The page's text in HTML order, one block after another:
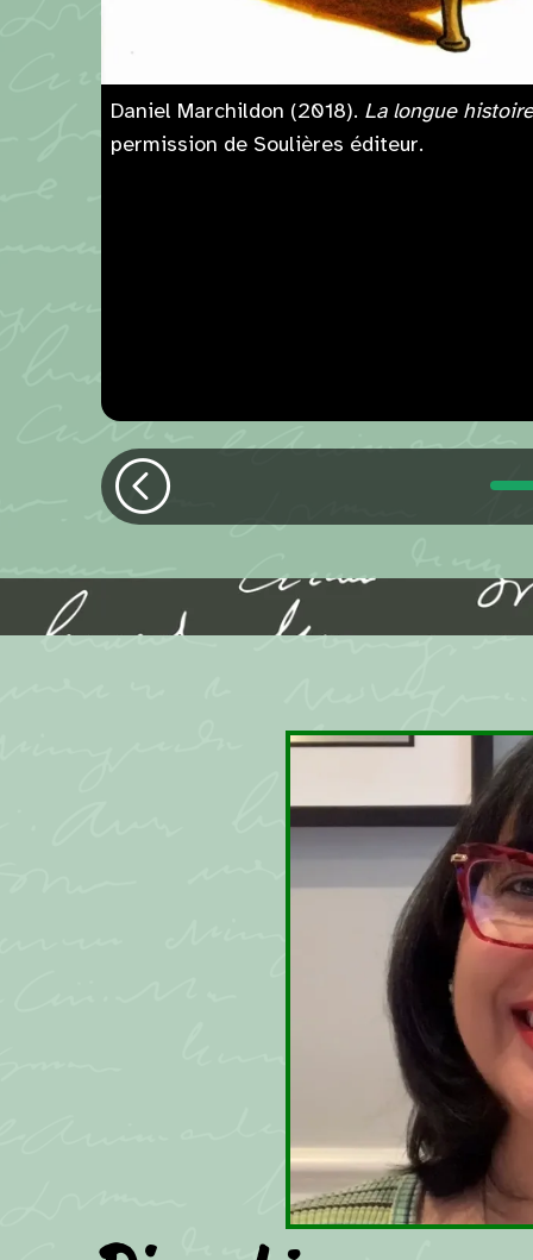
Daniel Marchildon (2018). La longue
permission de Soulières éditeur.
Précédent